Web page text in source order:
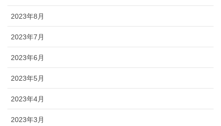
2023年8月
2023年7月
2023年6月
2023年5月
2023年4月
2023年3月